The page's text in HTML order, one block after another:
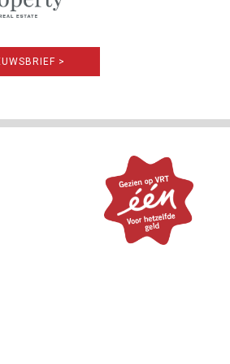
>